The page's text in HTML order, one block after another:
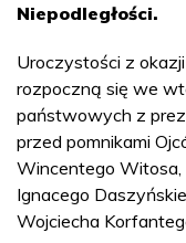
Niepodległości.
Uroczystości z
rozpoczną się we
państwowych z
przed pomnikami
Wincentego Witosa,
Ignacego
Wojciecha